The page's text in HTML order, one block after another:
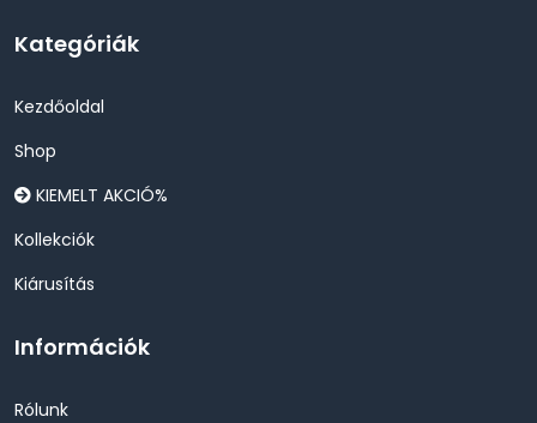
Kategóriák
Kezdőoldal
Shop
KIEMELT AKCIÓ%
Kollekciók
Kiárusítás
Információk
Rólunk